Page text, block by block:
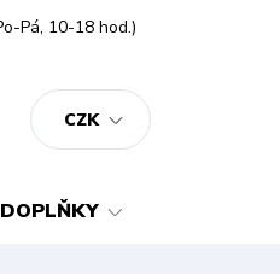
CZK
Pá, 10-18 hod.)